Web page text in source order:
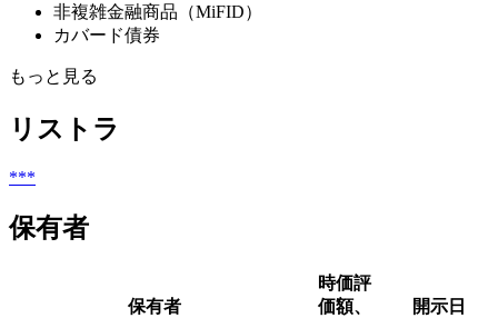
非複雑金融商品（MiFID）
カバード債券
もっと見る
リストラ
***
保有者
保有者
時価評
価額、
開示日